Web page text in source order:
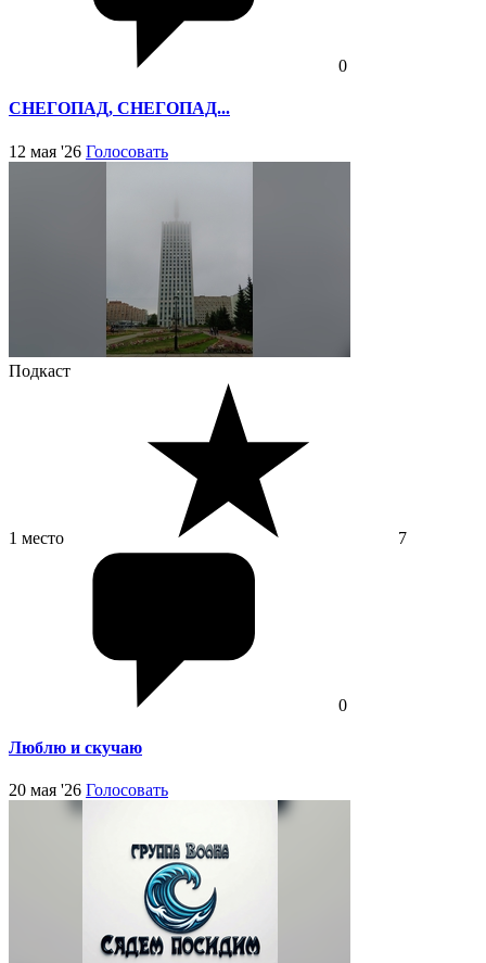
0
СНЕГОПАД, СНЕГОПАД...
12 мая '26 Голосовать
Подкаст
1 место 7
0
Люблю и скучаю
20 мая '26 Голосовать